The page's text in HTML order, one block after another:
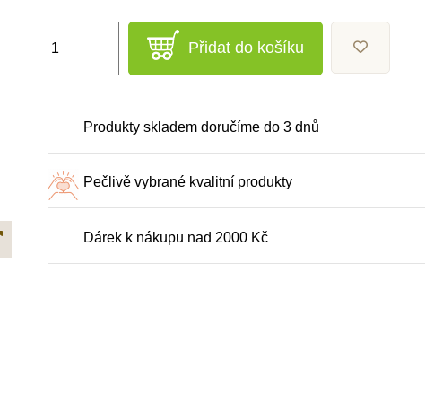
Přidat do košíku
Produkty skladem doručíme do 3 dnů
Pečlivě vybrané kvalitní produkty
Dárek k nákupu nad 2000 Kč